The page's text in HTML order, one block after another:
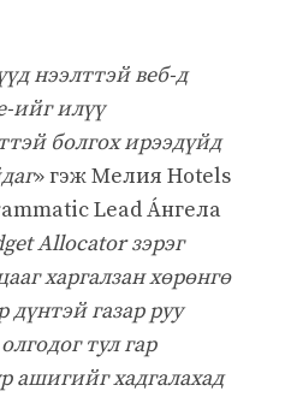
нээлттэй веб-д
ийг илүү
болгох ирээдүйд
» гэж Мелия Hotels
Lead А́нгела
Allocator зэрэг
харгалзан хөрөнгө
дүнтэй газар руу
тул гар
ашигийг хадгалахад